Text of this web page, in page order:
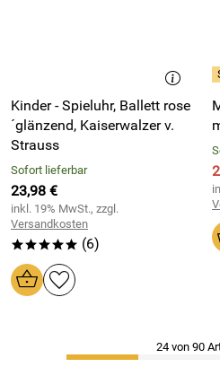
Kinder - Spieluhr, Ballett rose
´glänzend, Kaiserwalzer v.
Strauss
Sofort lieferbar
23,98 €
inkl. 19% MwSt., zzgl.
Versandkosten
***** (6)
24 von 90